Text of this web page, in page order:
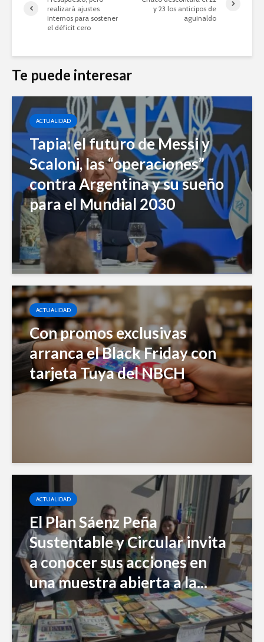
realizará ajustes
internos para sostener
el déficit cero
y 23 los anticipos de
aguinaldo
Te puede interesar
ACTUALIDAD
Tapia: el futuro de Messi y
Scaloni, las “operaciones”
contra Argentina y su sueño
para el Mundial 2030
ACTUALIDAD
Con promos exclusivas
arranca el Black Friday con
tarjeta Tuya del NBCH
ACTUALIDAD
El Plan Sáenz Peña
Sustentable y Circular invita
a conocer sus acciones en
una muestra abierta a la...